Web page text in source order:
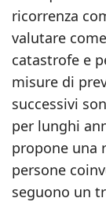
ricorrenza
valutare
catastrofe e
misure di
successivi
per lunghi
propone una
persone
seguono un